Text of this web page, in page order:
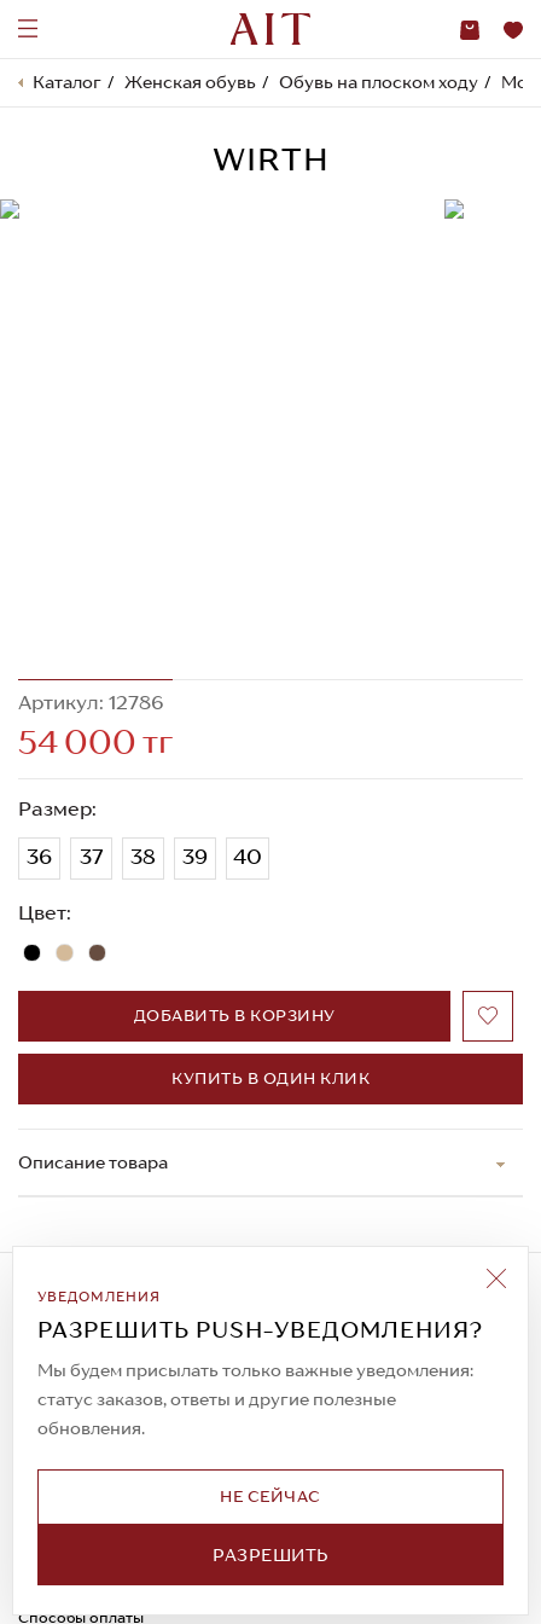
Каталог Женская обувь Обувь на плоском ходу
WIRTH
Артикул: 12786
54 000 тг
Размер:
36 37 38 39 40
Цвет:
ДОБАВИТЬ В КОРЗИНУ
КУПИТЬ В ОДИН КЛИК
Описание товара
УВЕДОМЛЕНИЯ
РАЗРЕШИТЬ PUSH-УВЕДОМЛЕНИЯ?
Мы будем присылать только важные уведомления:
статус заказов, ответы и другие полезные
обновления.
НЕ СЕЙЧАС
РАЗРЕШИТЬ
Подписаться на рассылку
Всегда будьте в курсе новых акций и
спецпредложений!
© 2023. AIT Shoes
Все права защищены
Доставка
Способы оплаты
Обмен и возврат
Каспи-Ред